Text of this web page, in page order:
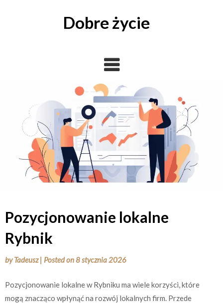
Dobre życie
Pozycjonowanie lokalne
Rybnik
byTadeusz | Posted on8 stycznia 2026
Pozycjonowanie lokalne w Rybniku ma wiele korzyści, które
mogą znacząco wpłynąć na rozwój lokalnych firm. Przede